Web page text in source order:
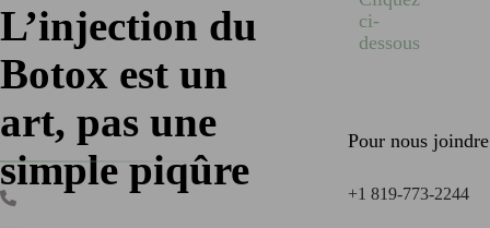
L’injection du
Botox est un
art, pas une
simple piqûre
Pour nous joindre
+1 819-773-2244